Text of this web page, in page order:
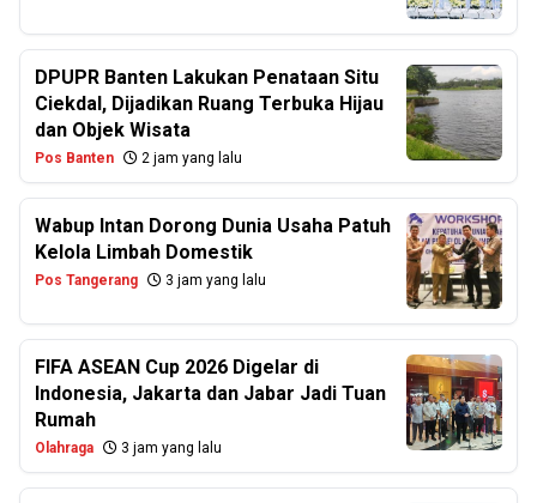
DPUPR Banten Lakukan Penataan Situ
Ciekdal, Dijadikan Ruang Terbuka Hijau
dan Objek Wisata
Pos Banten 2 jam yang lalu
Wabup Intan Dorong Dunia Usaha Patuh
Kelola Limbah Domestik
Pos Tangerang 3 jam yang lalu
FIFA ASEAN Cup 2026 Digelar di
Indonesia, Jakarta dan Jabar Jadi Tuan
Rumah
Olahraga 3 jam yang lalu